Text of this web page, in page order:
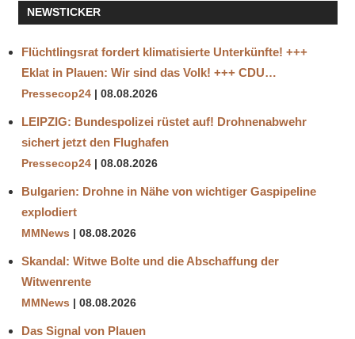
IMPFUNG
SCHAUPROZESS
WAHRER
ARZT
NEWSTICKER
Flüchtlingsrat fordert klimatisierte Unterkünfte! +++
Eklat in Plauen: Wir sind das Volk! +++ CDU…
Pressecop24 08.08.2026
LEIPZIG: Bundespolizei rüstet auf! Drohnenabwehr
sichert jetzt den Flughafen
Pressecop24 08.08.2026
Bulgarien: Drohne in Nähe von wichtiger Gaspipeline
explodiert
MMNews 08.08.2026
Skandal: Witwe Bolte und die Abschaffung der
Witwenrente
MMNews 08.08.2026
Das Signal von Plauen